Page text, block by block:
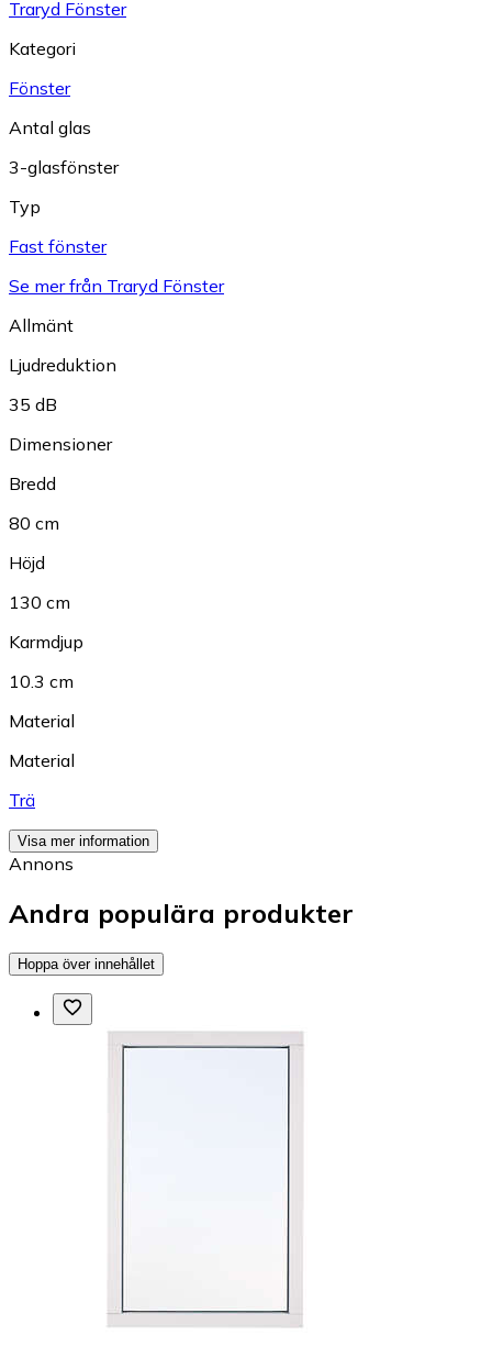
Traryd Fönster
Kategori
Fönster
Antal glas
3-glasfönster
Typ
Fast fönster
Se mer från Traryd Fönster
Allmänt
Ljudreduktion
35 dB
Dimensioner
Bredd
80 cm
Höjd
130 cm
Karmdjup
10.3 cm
Material
Material
Trä
Visa mer information
Annons
Andra populära produkter
Hoppa över innehållet